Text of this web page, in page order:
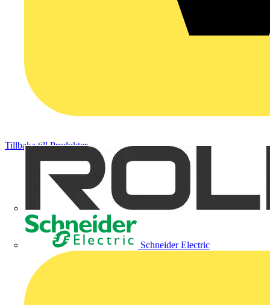
Schneider Electric
Tillbaka till Produkter